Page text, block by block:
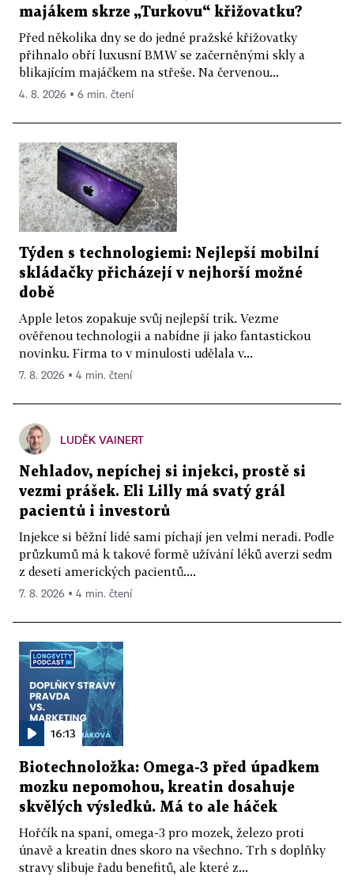
majákem skrze „Turkovu“ křižovatku?
Před několika dny se do jedné pražské křižovatky
přihnalo obří luxusní BMW se začerněnými skly a
blikajícím majáčkem na střeše. Na červenou...
4. 8. 2026 ▪ 6 min. čtení
Týden s technologiemi: Nejlepší mobilní
skládačky přicházejí v nejhorší možné
době
Apple letos zopakuje svůj nejlepší trik. Vezme
ověřenou technologii a nabídne ji jako fantastickou
novinku. Firma to v minulosti udělala v...
7. 8. 2026 ▪ 4 min. čtení
LUDĚK VAINERT
Nehladov, nepíchej si injekci, prostě si
vezmi prášek. Eli Lilly má svatý grál
pacientů i investorů
Injekce si běžní lidé sami píchají jen velmi neradi. Podle
průzkumů má k takové formě užívání léků averzi sedm
z deseti amerických pacientů....
7. 8. 2026 ▪ 4 min. čtení
16:13
Biotechnoložka: Omega-3 před úpadkem
mozku nepomohou, kreatin dosahuje
skvělých výsledků. Má to ale háček
Hořčík na spaní, omega-3 pro mozek, železo proti
únavě a kreatin dnes skoro na všechno. Trh s doplňky
stravy slibuje řadu benefitů, ale které z...